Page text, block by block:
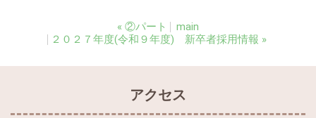
« ②パート
main
２０２７年度(令和９年度) 新卒者採用情報 »
アクセス